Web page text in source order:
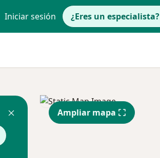
Iniciar sesión ¿Eres un especialista?
Ampliar mapa